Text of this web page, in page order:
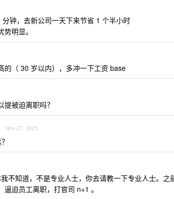
钟，去新公司一天下来节省 1 个半小时
明显。
的（ 30 岁以内），多冲一下工资 base
被迫离职吗？
Nov 27, 2025
不知道，不是专业人士，你去请教一下专业人士。
迫员工离职，打官司 n+1 。